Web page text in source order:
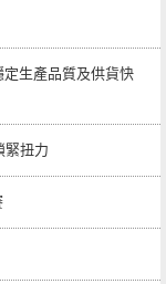
生產品質及供貨快
緊扭力